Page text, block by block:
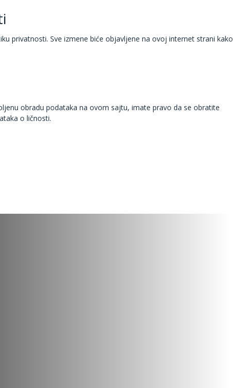
privatnosti. Sve izmene biće objavljene na ovoj internet strani kako
obradu podataka na ovom sajtu, imate pravo da se obratite
o ličnosti.